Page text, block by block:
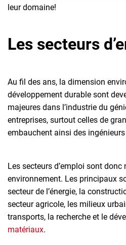
leur domaine!
Les secteurs
Au fil des ans, la dimension
développement durable sont
majeures dans l’industrie du
entreprises, surtout celles de
embauchent ainsi des
Les secteurs d’emploi sont donc
environnement. Les principaux
secteur de l’énergie, la
secteur agricole, les milieux
transports, la recherche et le
matériaux.